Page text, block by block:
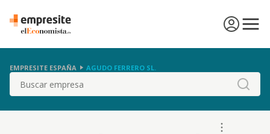
EMPRESITE ESPAÑA AGUDO FERRERO SL.
Buscar